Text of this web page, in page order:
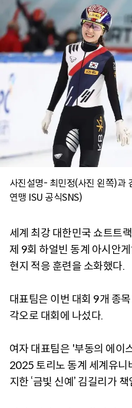
사진설명- 최민정(사진 왼쪽)과
연맹 ISU 공식SNS)
세계 최강 대한민국 쇼트트
제 9회 하얼빈 동계 아시안
현지 적응 훈련을 소화했다.
대표팀은 이번 대회 9개 종
각오로 대회에 나섰다.
여자 대표팀은 '부동의 에이
2025 토리노 동계 세계유니
지한 ‘금빛 신예’ 김길리가